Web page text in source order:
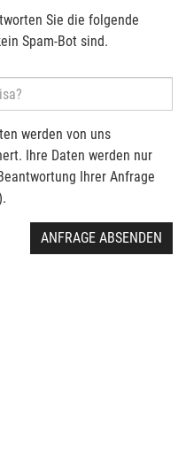
Sie die folgende
Spam-Bot sind.
werden von uns
Ihre Daten werden nur
Ihrer Anfrage
ANFRAGE ABSENDEN